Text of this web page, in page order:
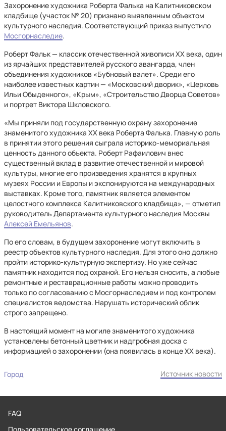
Захоронение художника Роберта Фалька на Калитниковском
кладбище (участок № 20) признано выявленным объектом
культурного наследия. Соответствующий приказ выпустило
Мосгорнаследие.
Роберт Фальк — классик отечественной живописи XX века, один
из ярчайших представителей русского авангарда, член
объединения художников «Бубновый валет». Среди его
наиболее известных картин — «Московский дворик», «Церковь
Ильи Обыденного», «Крым», «Строительство Дворца Советов»
и портрет Виктора Шкловского.
«Мы приняли под государственную охрану захоронение
знаменитого художника ХХ века Роберта Фалька. Главную роль
в принятии этого решения сыграла историко-мемориальная
ценность данного объекта. Роберт Рафаилович внес
существенный вклад в развитие отечественной и мировой
культуры, многие его произведения хранятся в крупных
музеях России и Европы и экспонируются на международных
выставках. Кроме того, памятник является элементом
целостного комплекса Калитниковского кладбища», — отметил
руководитель Департамента культурного наследия Москвы
Алексей Емельянов.
По его словам, в будущем захоронение могут включить в
реестр объектов культурного наследия. Для этого оно должно
пройти историко-культурную экспертизу. Но уже сейчас
памятник находится под охраной. Его нельзя сносить, а любые
ремонтные и реставрационные работы можно проводить
только по согласованию с Мосгорнаследием и под контролем
специалистов ведомства. Нарушать исторический облик
строго запрещено.
В настоящий момент на могиле знаменитого художника
установлены бетонный цветник и надгробная доска с
информацией о захоронении (она появилась в конце XX века).
Город Источник новости
FAQ